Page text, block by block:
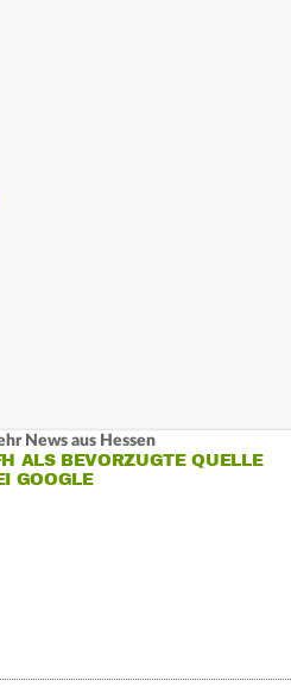
News aus Hessen
ALS BEVORZUGTE QUELLE
GOOGLE